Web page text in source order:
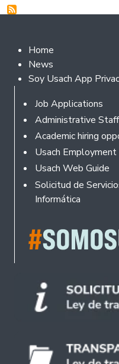
Footer 2
Home
News
Soy Usach App
Footer
Job Applications
Administrative
Academic hiring
Usach
Usach Web Guide
Solicitud de
Informática